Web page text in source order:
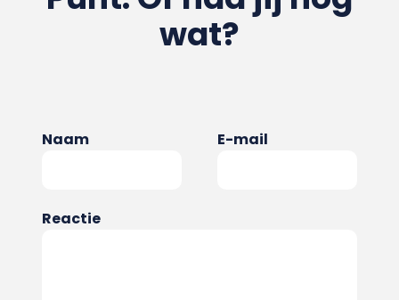
wat?
Naam E-mail
Reactie